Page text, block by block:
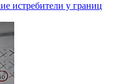
истребители у границ